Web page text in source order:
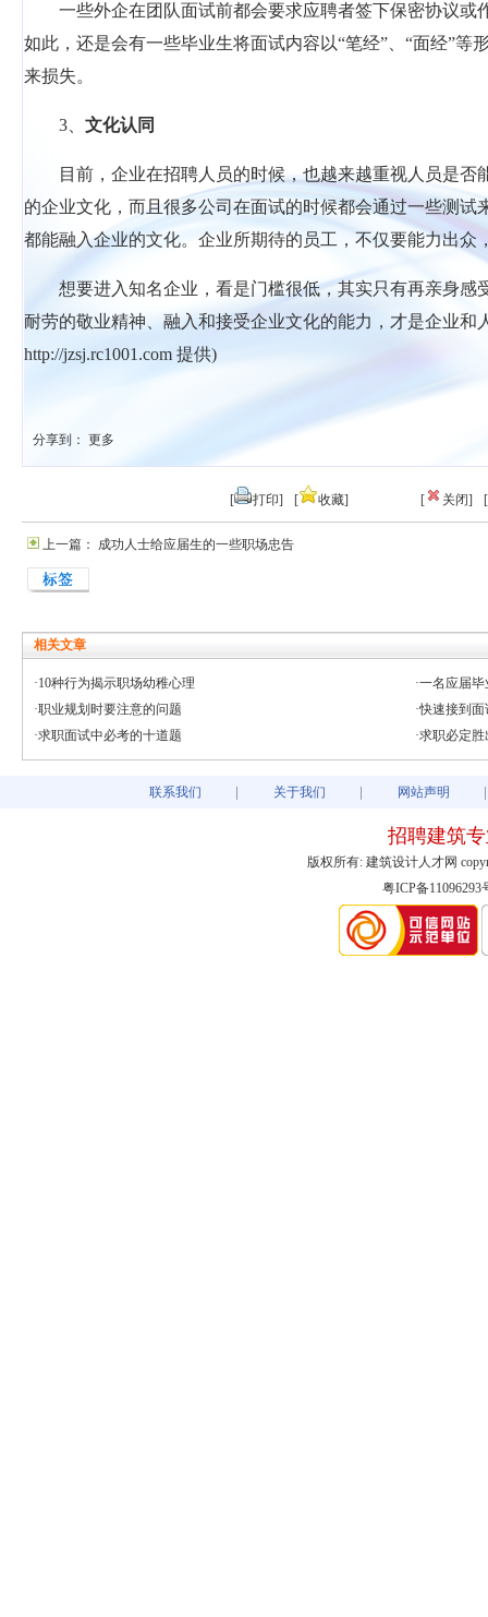
一些外企在团队面试前都会要求应聘者签下保密协议或
如此，还是会有一些毕业生将面试内容以“笔经”、“面经”等
来损失。
3 文化认同
目前，企业在招聘人员的时候，也越来越重视人员是
的企业文化，而且很多公司在面试的时候都会通过一些测试
都能融入企业的文化。企业所期待的员工，不仅要能力出众
想要进入知名企业，看是门槛很低，其实只有再亲身感
耐劳的敬业精神、融入和接受企业文化的能力，才是企业和
http://jzsj.rc1001.com 提供)
分享到： 更多
[ 打印] [ 收藏] [ 关闭] [
上一篇： 成功人士给应届生的一些职场忠告
相关文章
·10种行为揭示职场幼稚心理
·一名应届
·职业规划时要注意的问题
·快速接到
·求职面试中必考的十道题
·求职必定
联系我们 关于我们 网站声明
招聘建筑
版权所有: 建筑设计人才网
粤ICP备11096293